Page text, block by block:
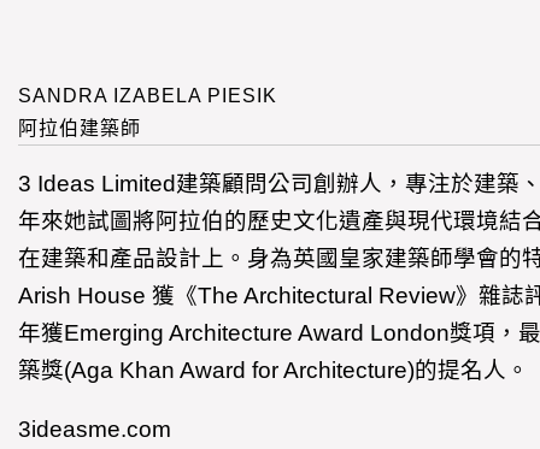
SANDRA IZABELA PIESIK
阿拉伯建築師
3 Ideas Limited建築顧問公司創辦人，專注於建築
年來她試圖將阿拉伯的歷史文化遺產與現代環境結
在建築和產品設計上。身為英國皇家建築師學會的
Arish House 獲《The Architectural Review》雜誌
年獲Emerging Architecture Award London獎項，
築獎(Aga Khan Award for Architecture)的提名人。
3ideasme.com